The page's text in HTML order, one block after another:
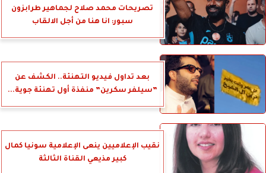
تصريحات محمد صلاح لجماهير طرابزون
سبور: انا هنا من أجل الالقاب
بعد تداول فيديو التهنئة.. الكشف عن
”سيلفر سكرين” منفذة أول تهنئة جوية...
نقيب الإعلاميين ينعى الإعلامية سونيا كمال
كبير مذيعي القناة الثالثة